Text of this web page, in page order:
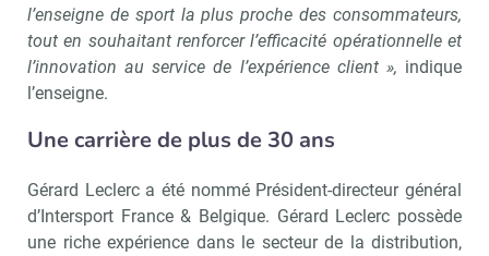
l’enseigne de sport la plus proche des consommateurs,
tout en souhaitant renforcer l’efficacité opérationnelle et
l’innovation au service de l’expérience client », indique
l’enseigne.
Une carrière de plus de 30 ans
Gérard Leclerc a été nommé Président-directeur général
d’Intersport France & Belgique. Gérard Leclerc possède
une riche expérience dans le secteur de la distribution,